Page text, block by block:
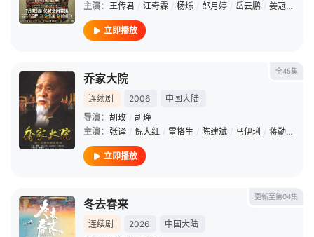
主演： 王传君 / 江奇霖 / 杨烁 / 郎月婷 / 岳云鹏 / 姜冠南
立即播放
全45集
乔家大院
连续剧 2006
中国大陆
导演： 胡玫 / 胡琤
主演： 张译 / 倪大红 / 雷恪生 / 陈建斌 / 马伊琍 / 蒋勤勤
立即播放
更新至第04集
冬去春来
连续剧 2026
中国大陆